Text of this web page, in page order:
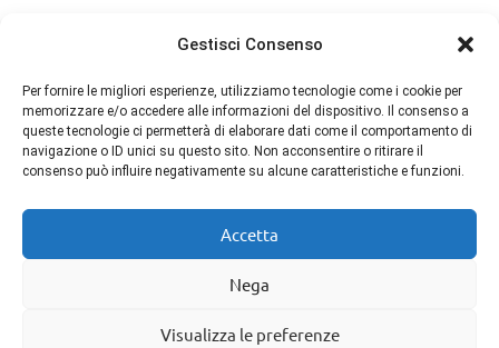
Gestisci Consenso
Per fornire le migliori esperienze, utilizziamo tecnologie come i cookie per
memorizzare e/o accedere alle informazioni del dispositivo. Il consenso a
queste tecnologie ci permetterà di elaborare dati come il comportamento di
navigazione o ID unici su questo sito. Non acconsentire o ritirare il
consenso può influire negativamente su alcune caratteristiche e funzioni.
Accetta
Nega
Visualizza le preferenze
Music Romance
Narrativa(220)
Narrativa storica(10)